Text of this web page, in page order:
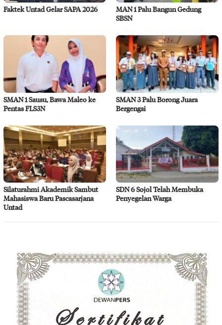
Faktek Untad Gelar SAPA 2026
MAN 1 Palu Bangun Gedung
SBSN
SMAN 1 Sausu, Bawa Maleo ke
Pentas FLS3N
SMAN 3 Palu Borong Juara
Bergengsi
Silaturahmi Akademik Sambut
Mahasiswa Baru Pascasarjana
Untad
SDN 6 Sojol Telah Membuka
Penyegelan Warga